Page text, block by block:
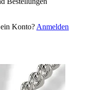
Konto? Anmelden